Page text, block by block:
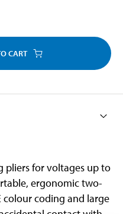
CART
pliers for voltages up to
ergonomic two-
colour coding and large